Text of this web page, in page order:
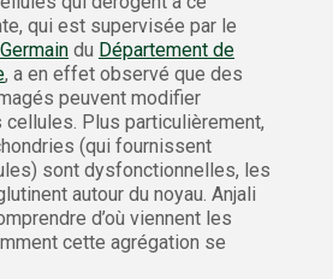
qui est supervisée par le
du Département de
, a en effet observé que des
peuvent modifier
cellules. Plus particulièrement,
(qui fournissent
sont dysfonctionnelles, les
autour du noyau. Anjali
d’où viennent les
cette agrégation se